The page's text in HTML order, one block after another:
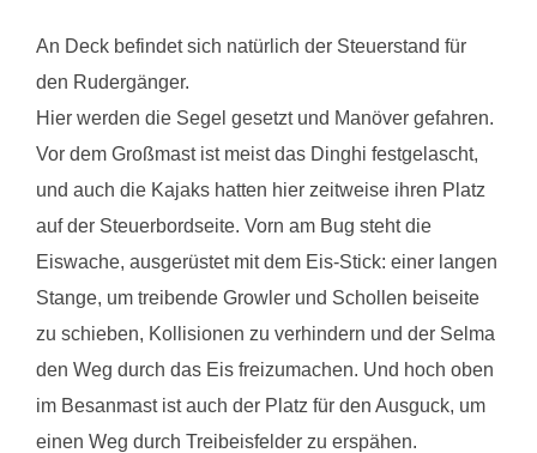
An Deck befindet sich natürlich der Steuerstand für
den Rudergänger.
Hier werden die Segel gesetzt und Manöver gefahren.
Vor dem Großmast ist meist das Dinghi festgelascht,
und auch die Kajaks hatten hier zeitweise ihren Platz
auf der Steuerbordseite. Vorn am Bug steht die
Eiswache, ausgerüstet mit dem Eis-Stick: einer langen
Stange, um treibende Growler und Schollen beiseite
zu schieben, Kollisionen zu verhindern und der Selma
den Weg durch das Eis freizumachen. Und hoch oben
im Besanmast ist auch der Platz für den Ausguck, um
einen Weg durch Treibeisfelder zu erspähen.